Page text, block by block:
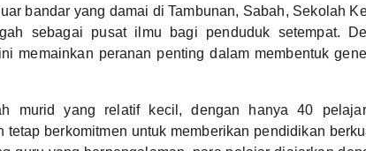
bandar yang damai di Tambunan, Sabah, Sekolah
sebagai pusat ilmu bagi penduduk setempat.
memainkan peranan penting dalam membentuk
murid yang relatif kecil, dengan hanya 40
tetap berkomitmen untuk memberikan pendidikan